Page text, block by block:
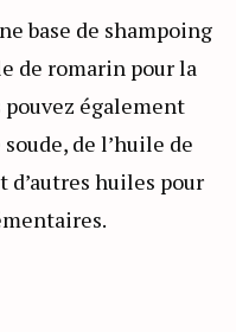
base de shampoing
de romarin pour la
pouvez également
de l’huile de
d’autres huiles pour